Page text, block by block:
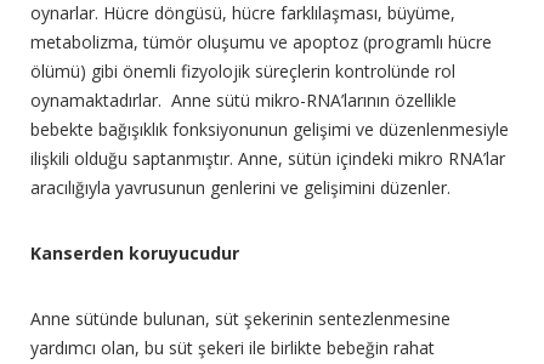
oynarlar. Hücre döngüsü, hücre farklılaşması, büyüme,
metabolizma, tümör oluşumu ve apoptoz (programlı hücre
ölümü) gibi önemli fizyolojik süreçlerin kontrolünde rol
oynamaktadırlar. Anne sütü mikro-RNA’larının özellikle
bebekte bağışıklık fonksiyonunun gelişimi ve düzenlenmesiyle
ilişkili olduğu saptanmıştır. Anne, sütün içindeki mikro RNA’lar
aracılığıyla yavrusunun genlerini ve gelişimini düzenler.
Kanserden koruyucudur
Anne sütünde bulunan, süt şekerinin sentezlenmesine
yardımcı olan, bu süt şekeri ile birlikte bebeğin rahat